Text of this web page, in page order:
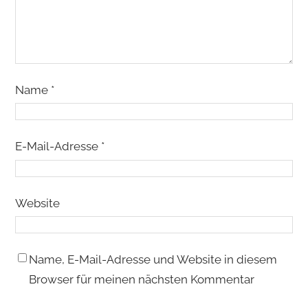
Name *
E-Mail-Adresse *
Website
Name, E-Mail-Adresse und Website in diesem
Browser für meinen nächsten Kommentar